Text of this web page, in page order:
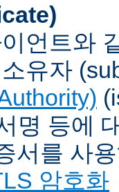
언트와
유자
명 등에
서를 사
암호화